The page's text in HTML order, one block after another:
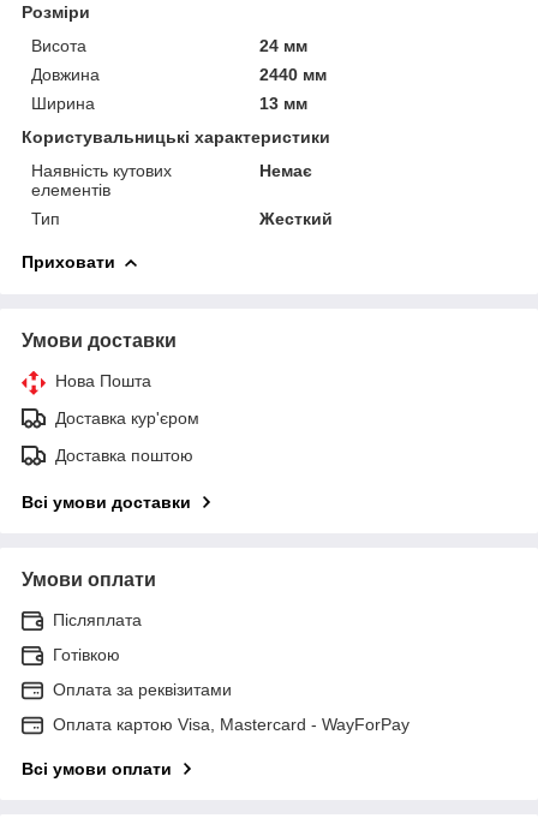
Розміри
Висота
24 мм
Довжина
2440 мм
Ширина
13 мм
Користувальницькі характеристики
Наявність кутових
елементів
Немає
Тип Жесткий
Приховати
Умови доставки
Нова Пошта
Доставка кур'єром
Доставка поштою
Всі умови доставки
Умови оплати
Післяплата
Готівкою
Оплата за реквізитами
Оплата картою Visa, Mastercard - WayForPay
Всі умови оплати